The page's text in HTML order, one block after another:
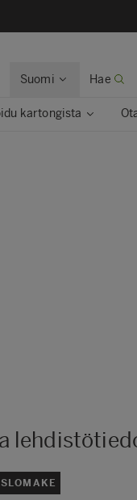
Suomi Hae
kartongista